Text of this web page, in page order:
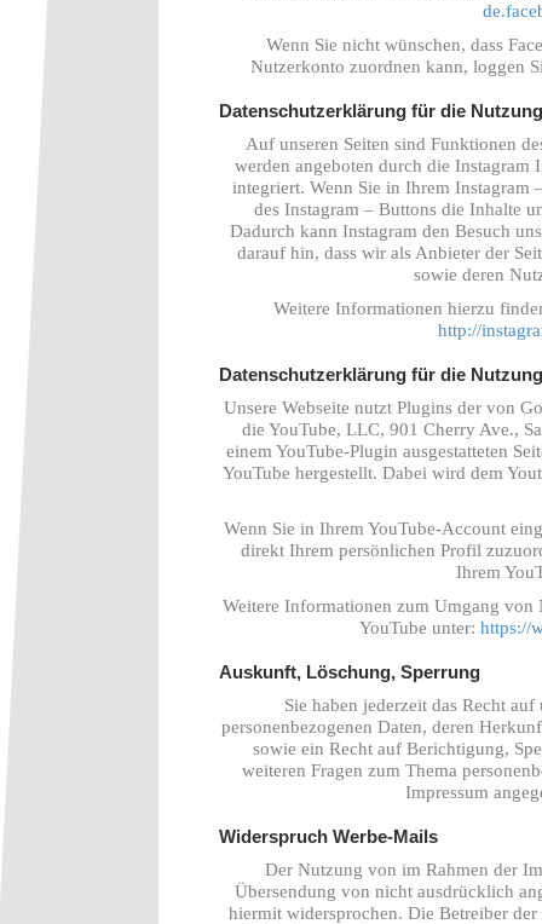
Wenn Sie nicht wünschen, dass
Nutzerkonto zuordnen kann, loggen
Datenschutzerklärung für die
Auf unseren Seiten sind Funktionen
werden angeboten durch die
integriert. Wenn Sie in Ihrem
des Instagram – Buttons die Inhalte
Dadurch kann Instagram den Besuch
darauf hin, dass wir als Anbieter der
sowie deren
Weitere Informationen hierzu
http://
Datenschutzerklärung für die
Unsere Webseite nutzt Plugins der von
die YouTube, LLC, 901 Cherry Ave.,
einem YouTube-Plugin ausgestatteten
YouTube hergestellt. Dabei wird dem
Wenn Sie in Ihrem YouTube-Account
direkt Ihrem persönlichen Profil
Ihrem
Weitere Informationen zum Umgang von
YouTube unter: https://
Auskunft, Löschung, Sperrung
Sie haben jederzeit das Recht
personenbezogenen Daten, deren
sowie ein Recht auf Berichtigung,
weiteren Fragen zum Thema
Impressum
Widerspruch Werbe-Mails
Der Nutzung von im Rahmen der
Übersendung von nicht ausdrücklich
hiermit widersprochen. Die Betreiber